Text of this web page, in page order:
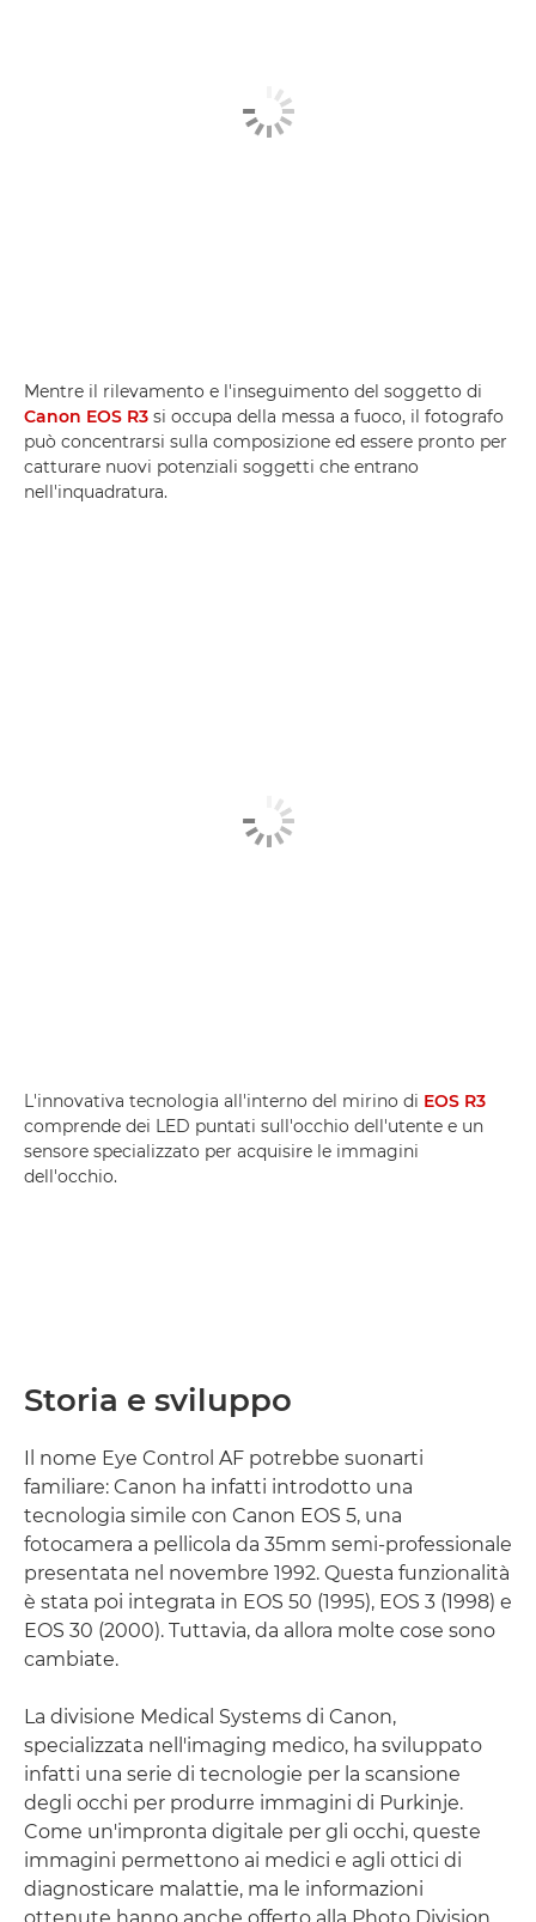
Mentre il rilevamento e l'inseguimento del soggetto di
Canon EOS R3 si occupa della messa a fuoco, il fotografo
può concentrarsi sulla composizione ed essere pronto per
catturare nuovi potenziali soggetti che entrano
nell'inquadratura.
L'innovativa tecnologia all'interno del mirino di EOS R3
comprende dei LED puntati sull'occhio dell'utente e un
sensore specializzato per acquisire le immagini
dell'occhio.
Storia e sviluppo
Il nome Eye Control AF potrebbe suonarti
familiare: Canon ha infatti introdotto una
tecnologia simile con Canon EOS 5, una
fotocamera a pellicola da 35mm semi-professionale
presentata nel novembre 1992. Questa funzionalità
è stata poi integrata in EOS 50 (1995), EOS 3 (1998) e
EOS 30 (2000). Tuttavia, da allora molte cose sono
cambiate.
La divisione Medical Systems di Canon,
specializzata nell'imaging medico, ha sviluppato
infatti una serie di tecnologie per la scansione
degli occhi per produrre immagini di Purkinje.
Come un'impronta digitale per gli occhi, queste
immagini permettono ai medici e agli ottici di
diagnosticare malattie, ma le informazioni
ottenute hanno anche offerto alla Photo Division